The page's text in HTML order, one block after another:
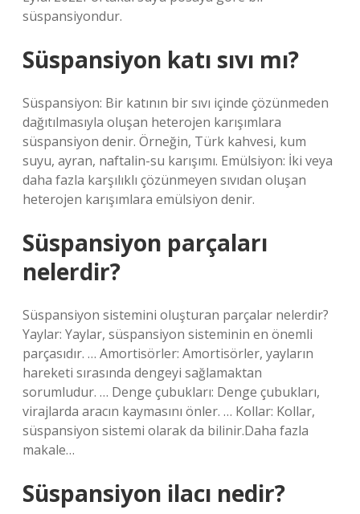
süspansiyondur.
Süspansiyon katı sıvı mı?
Süspansiyon: Bir katının bir sıvı içinde çözünmeden
dağıtılmasıyla oluşan heterojen karışımlara
süspansiyon denir. Örneğin, Türk kahvesi, kum
suyu, ayran, naftalin-su karışımı. Emülsiyon: İki veya
daha fazla karşılıklı çözünmeyen sıvıdan oluşan
heterojen karışımlara emülsiyon denir.
Süspansiyon parçaları
nelerdir?
Süspansiyon sistemini oluşturan parçalar nelerdir?
Yaylar: Yaylar, süspansiyon sisteminin en önemli
parçasıdır. … Amortisörler: Amortisörler, yayların
hareketi sırasında dengeyi sağlamaktan
sorumludur. … Denge çubukları: Denge çubukları,
virajlarda aracın kaymasını önler. … Kollar: Kollar,
süspansiyon sistemi olarak da bilinir.Daha fazla
makale…
Süspansiyon ilacı nedir?